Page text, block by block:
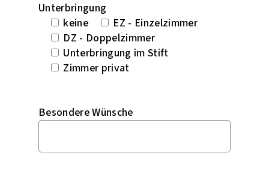
Unterbringung
keine
EZ - Einzelzimmer
DZ - Doppelzimmer
Unterbringung im Stift
Zimmer privat
Besondere Wünsche